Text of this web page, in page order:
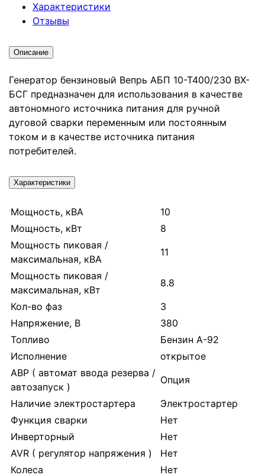
Характеристики
Отзывы
Описание
Генератор бензиновый Вепрь АБП 10-Т400/230 ВХ-
БСГ предназначен для использования в качестве
автономного источника питания для ручной
дуговой сварки переменным или постоянным
током и в качестве источника питания
потребителей.
Характеристики
Мощность, кВА
10
Мощность, кВт
8
Мощность пиковая /
максимальная, кВА
11
Мощность пиковая /
максимальная, кВт
8.8
Кол-во фаз
3
Напряжение, В
380
Топливо
Бензин А-92
Исполнение
открытое
АВР ( автомат ввода резерва /
автозапуск )
Опция
Наличие электростартера
Электростартер
Функция сварки
Нет
Инверторный
Нет
AVR ( регулятор напряжения )
Нет
Колеса
Нет